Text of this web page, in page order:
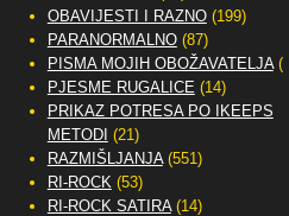
OBAVIJESTI I RAZNO(199)
PARANORMALNO(87)
PISMA MOJIH OBOŽAVATELJA(2)
PJESME RUGALICE (14)
PRIKAZ POTRESA PO IKEEPS
METODI (21)
RAZMIŠLJANJA(551)
RI-ROCK(53)
RI-ROCK SATIRA(14)